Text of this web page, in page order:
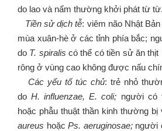
do lao và nấm thường khởi phát từ từ.
Tiền sử dịch tễ: viêm não Nhật
mùa xuân-hè ở các tỉnh phía bắc;
do T. spiralis có thể có tiền sử ăn
rông ở vùng cao không được nấu
Các yếu tố túc chủ: trẻ nhỏ
doH. influenzae, E. coli; người có
hoặc phẫu thuật thần kinh thường bị
aureus hoặcPs. aeruginosae; người